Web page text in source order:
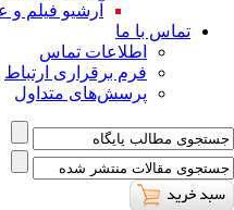
آرشیو فیلم
تماس با ما
اطلاعات تماس
فرم برقراری ارتباط
پرسش‌های متداول